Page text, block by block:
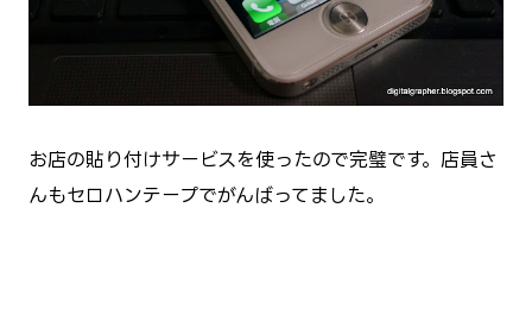
お店の貼り付けサービスを使ったので完璧です。店員さ
んもセロハンテープでがんばってました。